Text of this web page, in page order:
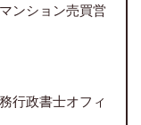
ンション売買営
行政書士オフィ